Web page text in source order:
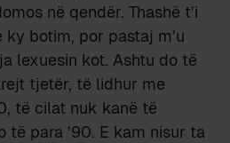
në qendër. Thashë t’i
botim, por pastaj m’u
lexuesin kot. Ashtu do të
tjetër, të lidhur me
të cilat nuk kanë të
të para ’90. E kam nisur ta